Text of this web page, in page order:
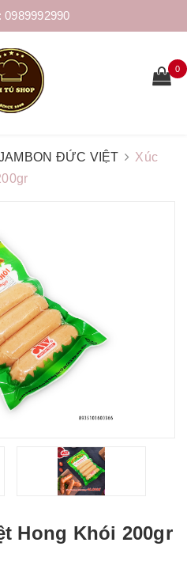
0989992990
0
ĐỨC VIỆT
Xúc
Hong Khói 200gr